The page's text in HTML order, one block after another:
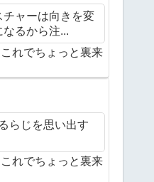
ャーは向きを変
るから注...
れでちょっと裏来
らじを思い出す
れでちょっと裏来